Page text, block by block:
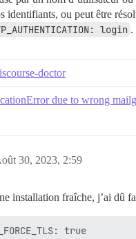
identifiants, ou peut être
login .
doctor
due to wrong
30, 2023, 2:59
installation fraîche, j’ai dû
true